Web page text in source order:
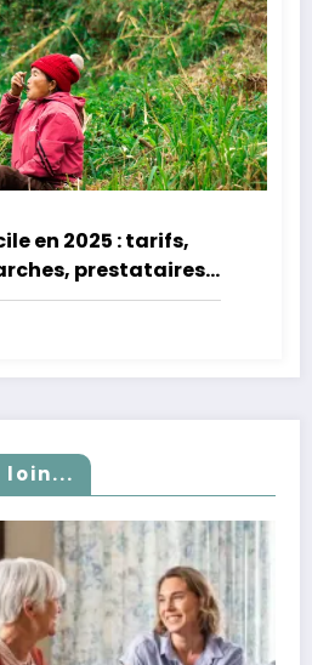
en 2025 : tarifs,
prestataires
loin...